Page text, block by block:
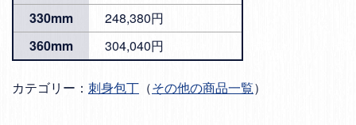
330mm
248,380円
360mm
304,040円
カテゴリー： 刺身包丁 （その他の商品一覧）